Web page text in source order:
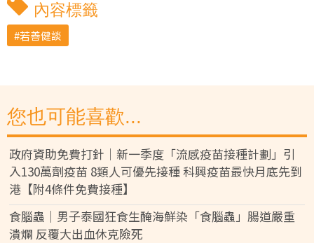
內容標籤
若善健談
您也可能喜歡...
政府資助免費打針｜新一季度「流感疫苗接種計劃」引
入130萬劑疫苗 8類人可優先接種 科興疫苗最快月底先到
港【附4條件免費接種】
食腦蟲｜男子泰國狂食生醃海鮮染「食腦蟲」腸道嚴重
潰爛 反覆大出血休克險死